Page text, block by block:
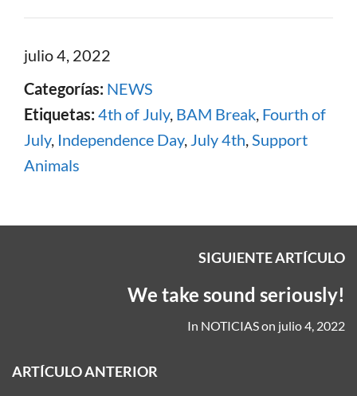
julio 4, 2022
Categorías: NEWS
Etiquetas: 4th of July, BAM Break, Fourth of
July, Independence Day, July 4th,Support
Animals
SIGUIENTE ARTÍCULO
We take sound seriously!
In NOTICIASon julio 4, 2022
ARTÍCULO ANTERIOR